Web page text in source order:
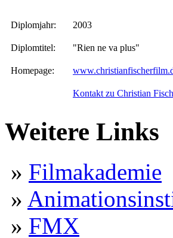
Diplomjahr: 2003
Diplomtitel: "Rien ne va plus"
Homepage:
Kontakt zu Christian
Weitere Links
» Filmakademie
»
» FMX